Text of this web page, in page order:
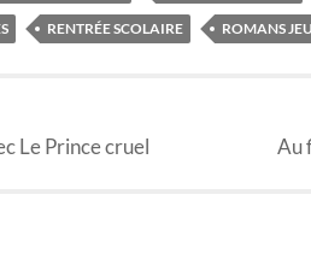
RENTRÉE SCOLAIRE ROMANS
Le Prince cruel Au